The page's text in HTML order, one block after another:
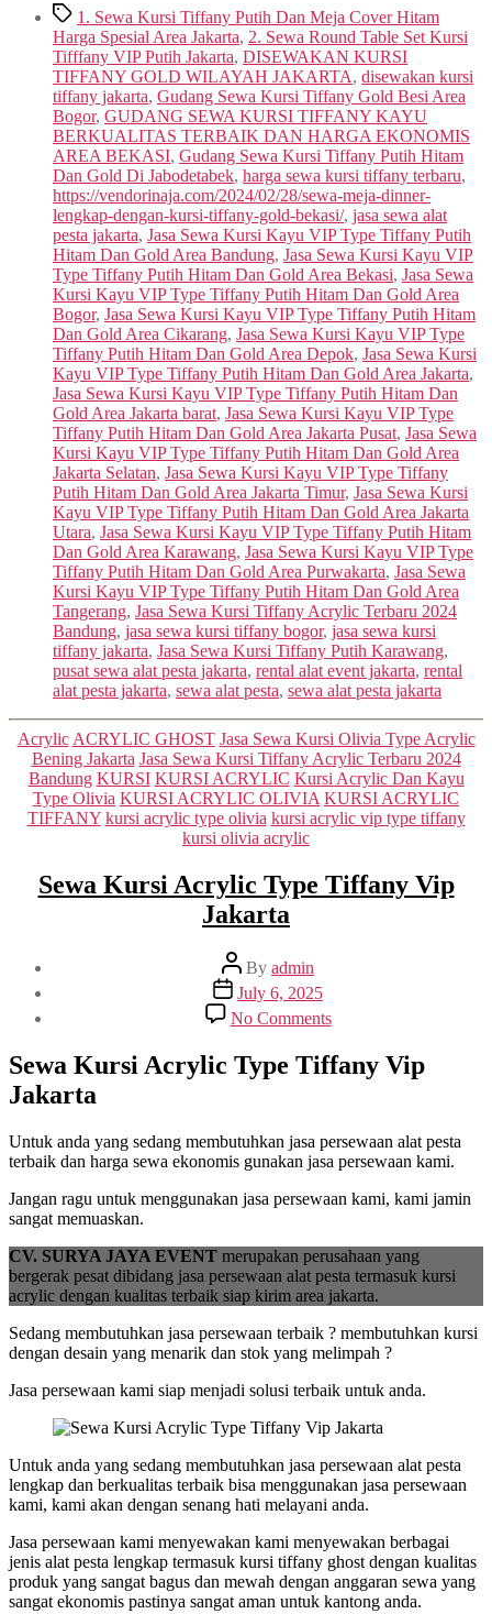
Tags1. Sewa Kursi Tiffany Putih Dan Meja Cover Hitam
Harga Spesial Area Jakarta, 2. Sewa Round Table Set Kursi
Tifffany VIP Putih Jakarta, DISEWAKAN KURSI
TIFFANY GOLD WILAYAH JAKARTA, disewakan kursi
tiffany jakarta, Gudang Sewa Kursi Tiffany Gold Besi Area
Bogor, GUDANG SEWA KURSI TIFFANY KAYU
BERKUALITAS TERBAIK DAN HARGA EKONOMIS
AREA BEKASI, Gudang Sewa Kursi Tiffany Putih Hitam
Dan Gold Di Jabodetabek, harga sewa kursi tiffany terbaru,
https://vendorinaja.com/2024/02/28/sewa-meja-dinner-
lengkap-dengan-kursi-tiffany-gold-bekasi/, jasa sewa alat
pesta jakarta, Jasa Sewa Kursi Kayu VIP Type Tiffany Putih
Hitam Dan Gold Area Bandung, Jasa Sewa Kursi Kayu VIP
Type Tiffany Putih Hitam Dan Gold Area Bekasi, Jasa Sewa
Kursi Kayu VIP Type Tiffany Putih Hitam Dan Gold Area
Bogor, Jasa Sewa Kursi Kayu VIP Type Tiffany Putih Hitam
Dan Gold Area Cikarang, Jasa Sewa Kursi Kayu VIP Type
Tiffany Putih Hitam Dan Gold Area Depok, Jasa Sewa Kursi
Kayu VIP Type Tiffany Putih Hitam Dan Gold Area Jakarta,
Jasa Sewa Kursi Kayu VIP Type Tiffany Putih Hitam Dan
Gold Area Jakarta barat, Jasa Sewa Kursi Kayu VIP Type
Tiffany Putih Hitam Dan Gold Area Jakarta Pusat, Jasa Sewa
Kursi Kayu VIP Type Tiffany Putih Hitam Dan Gold Area
Jakarta Selatan, Jasa Sewa Kursi Kayu VIP Type Tiffany
Putih Hitam Dan Gold Area Jakarta Timur, Jasa Sewa Kursi
Kayu VIP Type Tiffany Putih Hitam Dan Gold Area Jakarta
Utara, Jasa Sewa Kursi Kayu VIP Type Tiffany Putih Hitam
Dan Gold Area Karawang, Jasa Sewa Kursi Kayu VIP Type
Tiffany Putih Hitam Dan Gold Area Purwakarta, Jasa Sewa
Kursi Kayu VIP Type Tiffany Putih Hitam Dan Gold Area
Tangerang, Jasa Sewa Kursi Tiffany Acrylic Terbaru 2024
Bandung, jasa sewa kursi tiffany bogor, jasa sewa kursi
tiffany jakarta, Jasa Sewa Kursi Tiffany Putih Karawang,
pusat sewa alat pesta jakarta, rental alat event jakarta, rental
alat pesta jakarta, sewa alat pesta, sewa alat pesta jakarta
Categories
Acrylic ACRYLIC GHOST Jasa Sewa Kursi Olivia Type Acrylic
Bening Jakarta Jasa Sewa Kursi Tiffany Acrylic Terbaru 2024
Bandung KURSI KURSI ACRYLIC Kursi Acrylic Dan Kayu
Type Olivia KURSI ACRYLIC OLIVIA KURSI ACRYLIC
TIFFANY kursi acrylic type olivia kursi acrylic vip type tiffany
kursi olivia acrylic
Sewa Kursi Acrylic Type Tiffany Vip
Jakarta
Post
author
By admin
Post
date
July 6, 2025
No Commentson
Sewa
Kursi
Acrylic
Jakarta
Sewa Kursi Acrylic Type Tiffany Vip
Jakarta
Untuk anda yang sedang membutuhkan jasa persewaan alat pesta
terbaik dan harga sewa ekonomis gunakan jasa persewaan kami.
Jangan ragu untuk menggunakan jasa persewaan kami, kami jamin
sangat memuaskan.
CV. SURYA JAYA EVENT merupakan perusahaan yang
bergerak pesat dibidang jasa persewaan alat pesta termasuk kursi
acrylic dengan kualitas terbaik siap kirim area jakarta.
Sedang membutuhkan jasa persewaan terbaik ? membutuhkan kursi
dengan desain yang menarik dan stok yang melimpah ?
Jasa persewaan kami siap menjadi solusi terbaik untuk anda.
Untuk anda yang sedang membutuhkan jasa persewaan alat pesta
lengkap dan berkualitas terbaik bisa menggunakan jasa persewaan
kami, kami akan dengan senang hati melayani anda.
Jasa persewaan kami menyewakan kami menyewakan berbagai
jenis alat pesta lengkap termasuk kursi tiffany ghost dengan kualitas
produk yang sangat bagus dan mewah dengan anggaran sewa yang
sangat ekonomis pastinya sangat aman untuk kantong anda.